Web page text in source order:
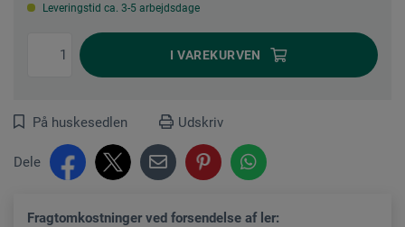
Leveringstid ca. 3-5 arbejdsdage
I VAREKURVEN
På huskesedlen Udskriv
Dele
Fragtomkostninger ved forsendelse af ler: